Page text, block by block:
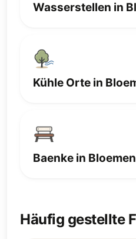
Wasserstellen in
Kühle Orte in
Baenke in
Häufig gestellte